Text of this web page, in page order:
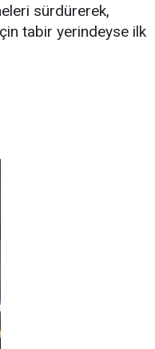
sürdürerek,
tabir yerindeyse ilk